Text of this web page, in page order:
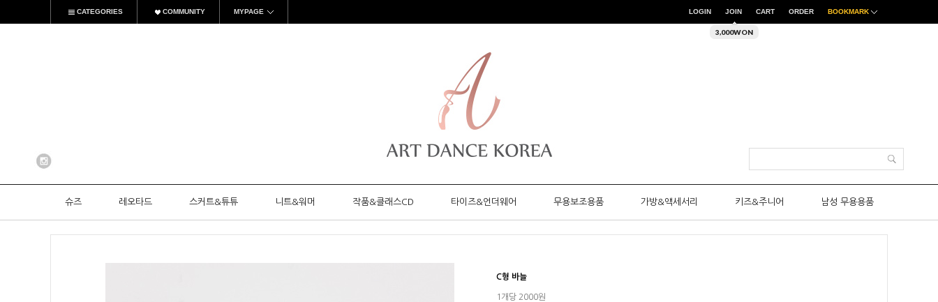
CATEGORIES COMMUNITY MYPAGE LOGIN JOIN
3,000WON
CART ORDER BOOKMARK
슈즈 레오타드 스커트&튜튜 니트&워머 작품&클래스CD 타이즈&언더웨어 무용보조용품 가방&액세서리 키즈&주니어 남성 무용용품
C형 바늘
1개당 2000원